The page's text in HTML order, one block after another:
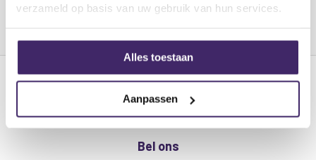
verzameld op basis van uw gebruik van hun services.
Alles toestaan
Aanpassen
� Buisdiameter 35 mm
Bel ons